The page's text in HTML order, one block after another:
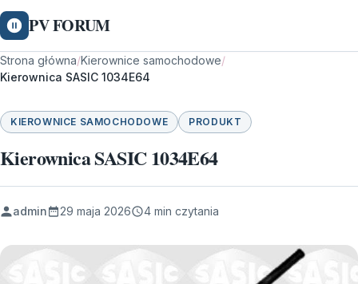
PV FORUM
Strona główna/Kierownice samochodowe/
Kierownica SASIC 1034E64
KIEROWNICE SAMOCHODOWE PRODUKT
Kierownica SASIC 1034E64
admin 29 maja 2026 4 min czytania